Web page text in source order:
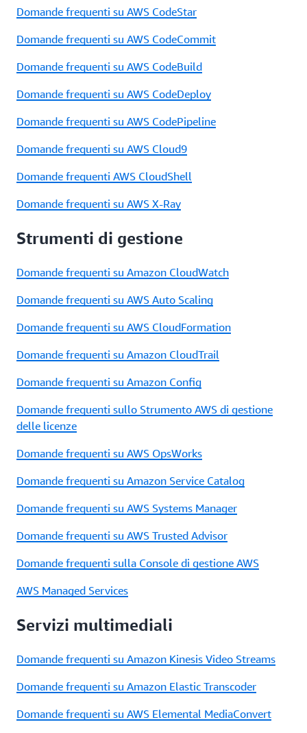
Domande frequenti su AWS CodeStar
Domande frequenti su AWS CodeCommit
Domande frequenti su AWS CodeBuild
Domande frequenti su AWS CodeDeploy
Domande frequenti su AWS CodePipeline
Domande frequenti su AWS Cloud9
Domande frequenti AWS CloudShell
Domande frequenti su AWS X-Ray
Strumenti di gestione
Domande frequenti su Amazon CloudWatch
Domande frequenti su AWS Auto Scaling
Domande frequenti su AWS CloudFormation
Domande frequenti su Amazon CloudTrail
Domande frequenti su Amazon Config
Domande frequenti sullo Strumento AWS di gestione
delle licenze
Domande frequenti su AWS OpsWorks
Domande frequenti su Amazon Service Catalog
Domande frequenti su AWS Systems Manager
Domande frequenti su AWS Trusted Advisor
Domande frequenti sulla Console di gestione AWS
AWS Managed Services
Servizi multimediali
Domande frequenti su Amazon Kinesis Video Streams
Domande frequenti su Amazon Elastic Transcoder
Domande frequenti su AWS Elemental MediaConvert